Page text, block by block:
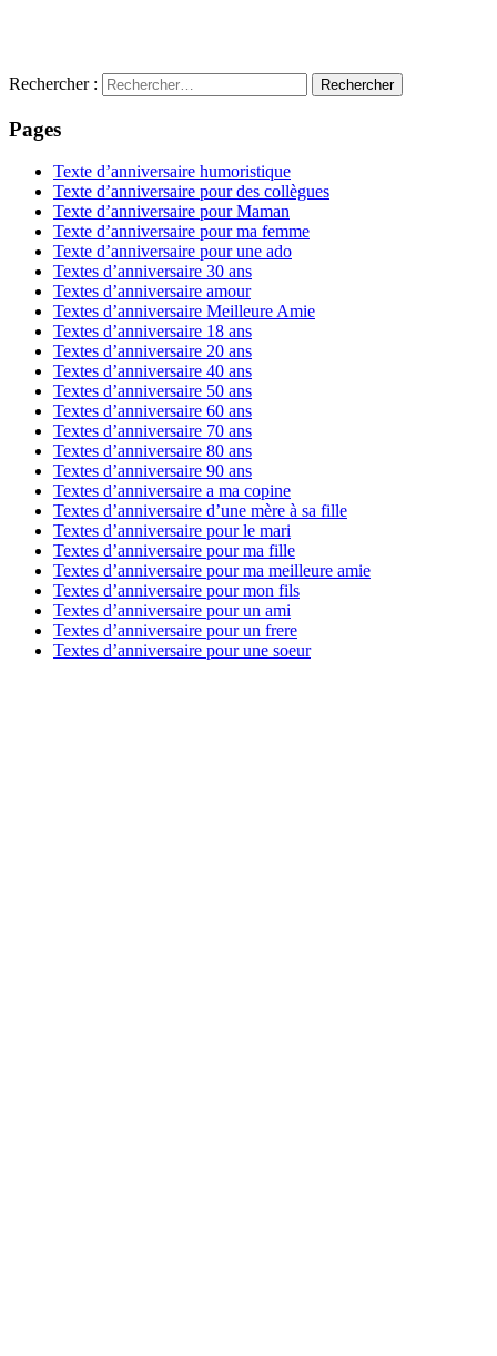
Rechercher :
Pages
Texte d’anniversaire humoristique
Texte d’anniversaire pour des collègues
Texte d’anniversaire pour Maman
Texte d’anniversaire pour ma femme
Texte d’anniversaire pour une ado
Textes d’anniversaire 30 ans
Textes d’anniversaire amour
Textes d’anniversaire Meilleure Amie
Textes d’anniversaire 18 ans
Textes d’anniversaire 20 ans
Textes d’anniversaire 40 ans
Textes d’anniversaire 50 ans
Textes d’anniversaire 60 ans
Textes d’anniversaire 70 ans
Textes d’anniversaire 80 ans
Textes d’anniversaire 90 ans
Textes d’anniversaire a ma copine
Textes d’anniversaire d’une mère à sa fille
Textes d’anniversaire pour le mari
Textes d’anniversaire pour ma fille
Textes d’anniversaire pour ma meilleure amie
Textes d’anniversaire pour mon fils
Textes d’anniversaire pour un ami
Textes d’anniversaire pour un frere
Textes d’anniversaire pour une soeur